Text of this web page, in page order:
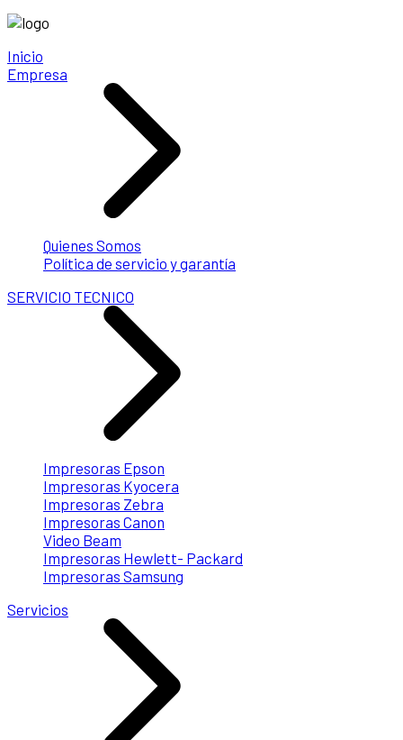
Inicio
Empresa
Quienes Somos
Política de servicio y garantía
SERVICIO TECNICO
Impresoras Epson
Impresoras Kyocera
Impresoras Zebra
Impresoras Canon
Video Beam
Impresoras Hewlett- Packard
Impresoras Samsung
Servicios